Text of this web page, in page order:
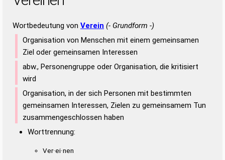
Wortbedeutung von Verein (- Grundform -)
Organisation von Menschen mit einem gemeinsamen
Ziel oder gemeinsamen Interessen
abw., Personengruppe oder Organisation, die kritisiert
wird
Organisation, in der sich Personen mit bestimmten
gemeinsamen Interessen, Zielen zu gemeinsamem Tun
zusammengeschlossen haben
Worttrennung:
Ver·ei·nen